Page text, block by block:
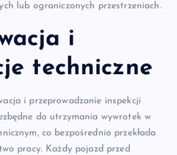
lub ograniczonych przestrzeniach.
i
techniczne
i przeprowadzanie inspekcji
do utrzymania wywrotek w
co bezpośrednio przekłada
pracy. Każdy pojazd przed